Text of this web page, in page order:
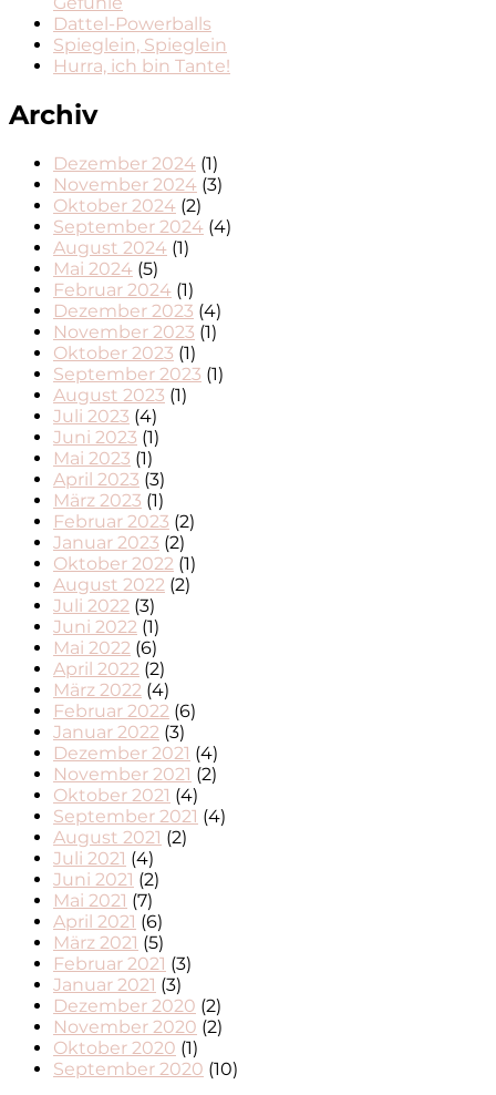
Dattel-Powerballs
Spieglein, Spieglein
Hurra, ich bin Tante!
Archiv
Dezember 2024 (1)
November 2024 (3)
Oktober 2024 (2)
September 2024 (4)
August 2024 (1)
Mai 2024 (5)
Februar 2024 (1)
Dezember 2023 (4)
November 2023 (1)
Oktober 2023 (1)
September 2023 (1)
August 2023 (1)
Juli 2023 (4)
Juni 2023 (1)
Mai 2023 (1)
April 2023 (3)
März 2023 (1)
Februar 2023 (2)
Januar 2023 (2)
Oktober 2022 (1)
August 2022 (2)
Juli 2022 (3)
Juni 2022 (1)
Mai 2022 (6)
April 2022 (2)
März 2022 (4)
Februar 2022 (6)
Januar 2022 (3)
Dezember 2021 (4)
November 2021 (2)
Oktober 2021 (4)
September 2021 (4)
August 2021 (2)
Juli 2021 (4)
Juni 2021 (2)
Mai 2021 (7)
April 2021 (6)
März 2021 (5)
Februar 2021 (3)
Januar 2021 (3)
Dezember 2020 (2)
November 2020 (2)
Oktober 2020 (1)
September 2020 (10)